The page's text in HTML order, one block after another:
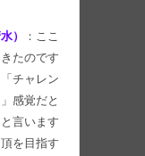
）
：ここ
たのです
チャレン
感覚だと
言います
を目指す